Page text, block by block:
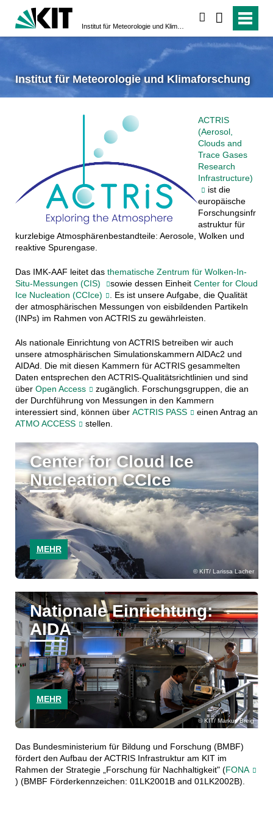
Institut für Meteorologie und Klimaforschung
ACTRIS
(Aerosol,
Clouds and
Trace Gases
Research
Infrastructure)
ist die
europäische
Forschungsinfr
astruktur für
kurzlebige Atmosphärenbestandteile: Aerosole, Wolken und
reaktive Spurengase.
Das IMK-AAF leitet das thematische Zentrum für Wolken-In-
Situ-Messungen (CIS)
sowie dessen Einheit Center for Cloud
Ice Nucleation (CCIce)
. Es ist unsere Aufgabe, die Qualität
der atmosphärischen Messungen von eisbildenden Partikeln
(INPs) im Rahmen von ACTRIS zu gewährleisten.
Als nationale Einrichtung von ACTRIS betreiben wir auch
unsere atmosphärischen Simulationskammern AIDAc2 und
AIDAd. Die mit diesen Kammern für ACTRIS gesammelten
Daten entsprechen den ACTRIS-Qualitätsrichtlinien und sind
über Open Access
zugänglich. Forschungsgruppen, die an
der Durchführung von Messungen in den Kammern
interessiert sind, können über ACTRIS PASS
einen Antrag an
ATMO ACCESS
stellen.
KIT/ Larissa Lacher
Center for Cloud Ice
Nucleation CCIce
MEHR
KIT/ Markus Breig
Nationale Einrichtung:
AIDA
MEHR
Das Bundesministerium für Bildung und Forschung (BMBF)
fördert den Aufbau der ACTRIS Infrastruktur am KIT im
Rahmen der Strategie „Forschung für Nachhaltigkeit" (FONA
) (BMBF Förderkennzeichen: 01LK2001B and 01LK2002B).